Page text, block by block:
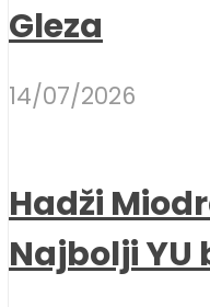
Gleza
14/07/2026
Hadži
Najbolji YU